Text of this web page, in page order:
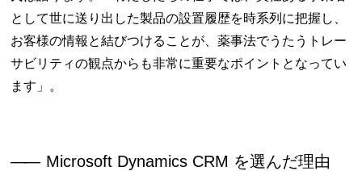
として世に送り出した製品の設置履歴を時系列に把握し、
お客様の情報と結びつけることが、薬事法でうたうトレー
サビリティの観点からも非常に重要なポイントとなってい
ます」。
―― Microsoft Dynamics CRM を選んだ理由